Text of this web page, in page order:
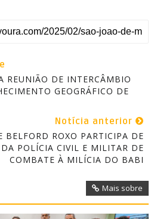
REUNIÃO DE INTERCÂMBIO
GEOGRÁFICO DE
Notícia anterior
BELFORD ROXO PARTICIPA DE
POLÍCIA CIVIL E MILITAR DE
COMBATE À MILÍCIA DO BABI
Mais sobre